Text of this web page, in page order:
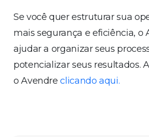
Se você quer estruturar sua
mais segurança e eficiência, o
ajudar a organizar seus
potencializar seus resultados.
o Avendreclicando aqui.